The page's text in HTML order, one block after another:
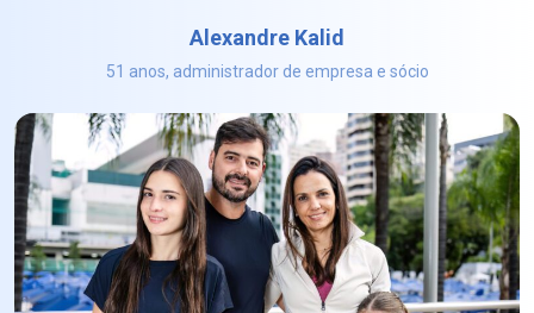
Alexandre Kalid
51 anos, administrador de empresa e sócio